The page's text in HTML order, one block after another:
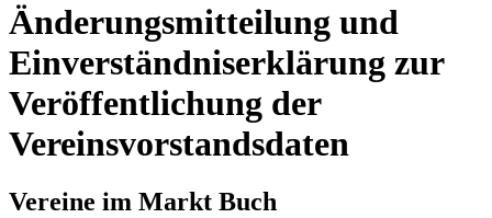
Änderungsmitteilung und
Einverständniserklärung zur
Veröffentlichung der
Vereinsvorstandsdaten
Vereine im Markt Buch